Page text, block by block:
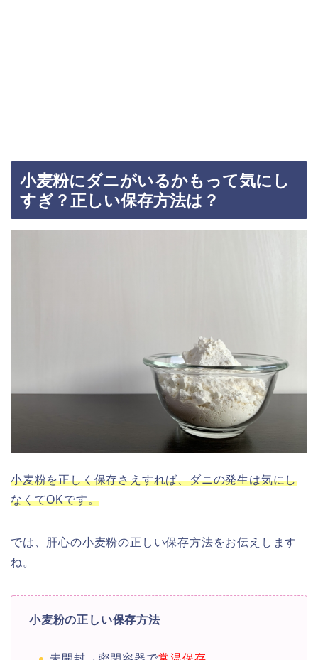
小麦粉にダニがいるかもって気にし
すぎ？正しい保存方法は？
小麦粉を正しく保存さえすれば、ダニの発生は気にし
なくてOKです。
では、肝心の小麦粉の正しい保存方法をお伝えします
ね。
小麦粉の正しい保存方法